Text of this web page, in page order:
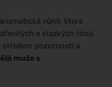
vůně, která
a sladkých tónů,
středem pozornosti a
muže s